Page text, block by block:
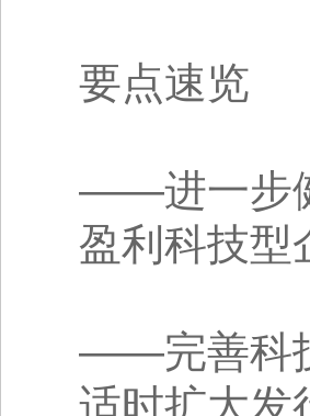
要点速览
——进一步
盈利科技型
——完善科
适时扩大发